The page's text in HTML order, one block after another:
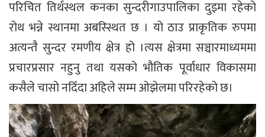
परिचित तिर्थस्थल कनका सुन्दरीगाउपालिका दुइमा रहेको
रोथ भन्ने स्थानमा अबस्स्थित छ । यो ठाउ प्राकृतिक रुपमा
अत्यन्तै सुन्दर रमणीय क्षेत्र हो ।त्यस क्षेत्रमा सञ्चारमाध्यममा
प्रचारप्रसार नहुनु तथा यसको भौतिक पूर्वाधार विकासमा
कसैले चासो नदिँदा अहिले सम्म ओझेलमा परिरहेको छ।